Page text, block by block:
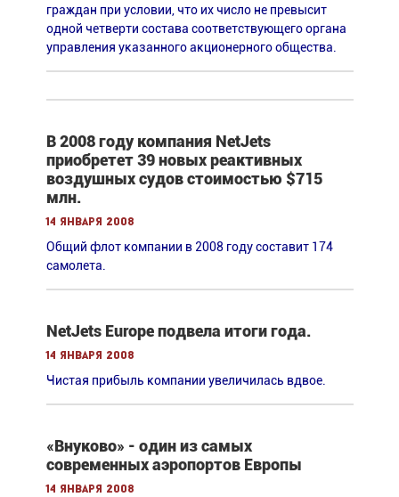
граждан при условии, что их число не превысит
одной четверти состава соответствующего органа
управления указанного акционерного общества.
В 2008 году компания NetJets
приобретет 39 новых реактивных
воздушных судов стоимостью $715
млн.
14 января 2008
Общий флот компании в 2008 году составит 174
самолета.
NetJets Europe подвела итоги года.
14 января 2008
Чистая прибыль компании увеличилась вдвое.
«Внуково» - один из самых
современных аэропортов Европы
14 января 2008